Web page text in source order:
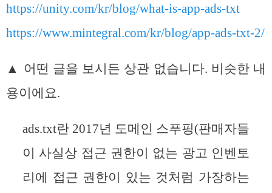
https://unity.com/kr/blog/what-is-app-ads-txt
https://www.mintegral.com/kr/blog/app-ads-txt-2/
▲ 어떤 글을 보시든 상관 없습니다. 비슷한 내
용이에요.
ads.txt란 2017년 도메인 스푸핑(판매자들
이 사실상 접근 권한이 없는 광고 인벤토
리에 접근 권한이 있는 것처럼 가장하는